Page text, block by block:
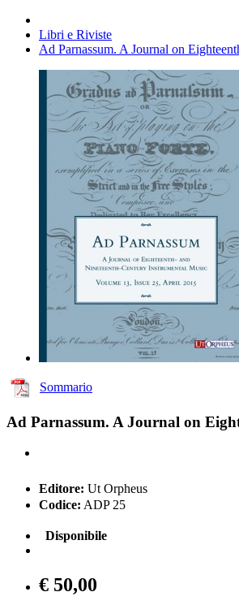
Libri e Riviste
Ad Parnassum. A Journal on
Sommario
Ad Parnassum. A Journal on
Editore: Ut Orpheus
Codice: ADP 25
Disponibile
€ 50,00